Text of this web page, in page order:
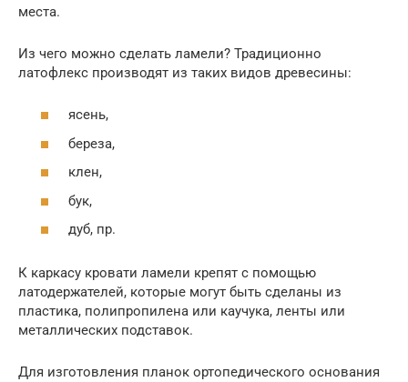
места.
Из чего можно сделать ламели? Традиционно
латофлекс производят из таких видов древесины:
ясень,
береза,
клен,
бук,
дуб, пр.
К каркасу кровати ламели крепят с помощью
латодержателей, которые могут быть сделаны из
пластика, полипропилена или каучука, ленты или
металлических подставок.
Для изготовления планок ортопедического основания